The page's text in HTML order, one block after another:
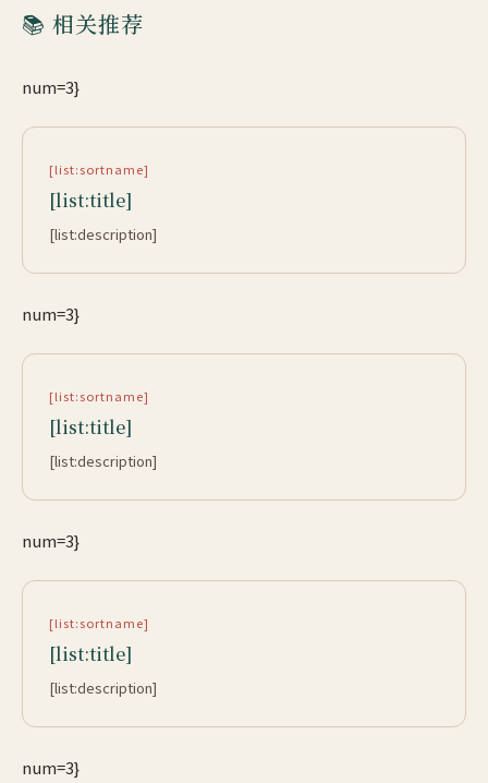
📚 相关推荐
num=3}
[list:sortname]
[list:title]
[list:description]
num=3}
[list:sortname]
[list:title]
[list:description]
num=3}
[list:sortname]
[list:title]
[list:description]
num=3}